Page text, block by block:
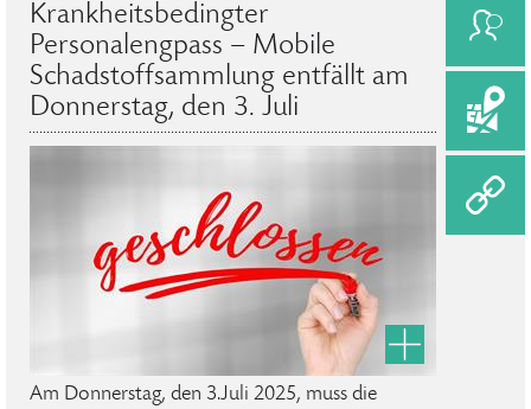
Krankheitsbedingter
Personalengpass – Mobile
Schadstoffsammlung entfällt am
Donnerstag, den 3. Juli
Am Donnerstag, den 3.Juli 2025, muss die